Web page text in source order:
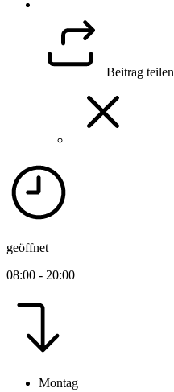
Beitrag teilen
geöffnet
08:00 - 20:00
Montag